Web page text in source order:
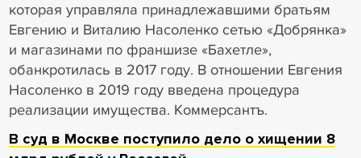
которая управляла принадлежавшими братьям
Евгению и Виталию Насоленко сетью «Добрянка»
и магазинами по франшизе «Бахетле»,
обанкротилась в 2017 году. В отношении Евгения
Насоленко в 2019 году введена процедура
реализации имущества. Коммерсантъ.
В суд в Москве поступило дело о хищении 8